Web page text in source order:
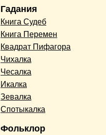
Гадания
Книга Судеб
Книга Перемен
Квадрат Пифагора
Чихалка
Чесалка
Икалка
Зевалка
Спотыкалка
Фольклор